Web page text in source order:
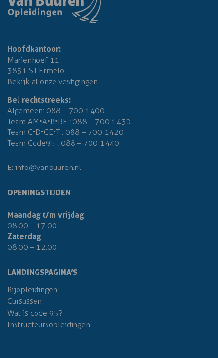
Hoofdkantoor:
Marienhoef 11
3851 ST Ermelo
Bekijk al onze vestigingen
Bel rechtstreeks:
Algemeen: 088 – 700 1400
Team AM•A•B•BE : 088 – 700 1430
Team C•D•CE•T : 088 – 700 1420
Team Code95 : 088 – 700 1440
E: info@vanbuuren.nl
OPENINGSTIJDEN
Maandag t/m vrijdag
08.00 – 17.00
Zaterdag
08.00 – 12.00
LANDINGSPAGINA’S
Rijopleidingen
Cursussen
Wat is code 95?
Instructeursopleidingen